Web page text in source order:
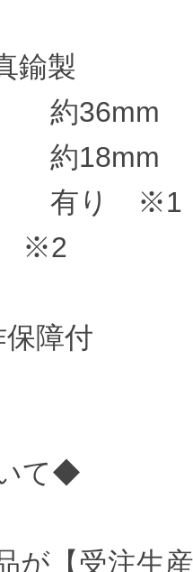
製
約36mm
約18mm
有り ※1
※2
障付
て◆
が【受注生